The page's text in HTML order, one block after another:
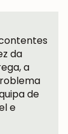
da
a
de
e